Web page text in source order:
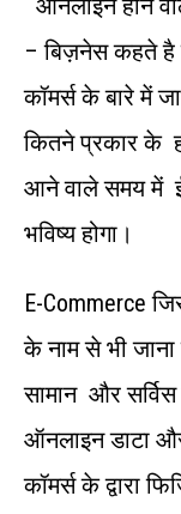
– बिज़नेस कहते
कॉमर्स के बारे में
कितने प्रकार के
आने वाले समय में ई
भविष्य होगा।
E-Commerce
के नाम से भी
सामान और
ऑनलाइन डाटा
कॉमर्स के द्वारा